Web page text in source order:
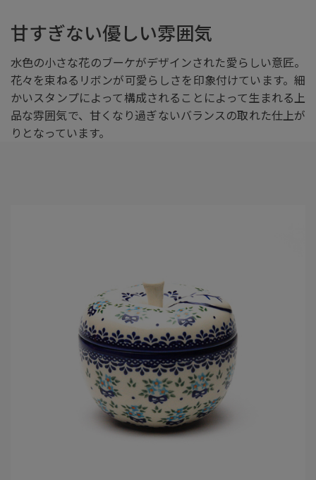
甘すぎない優しい雰囲気
水色の小さな花のブーケがデザインされた愛らしい意匠。
花々を束ねるリボンが可愛らしさを印象付けています。細
かいスタンプによって構成されることによって生まれる上
品な雰囲気で、甘くなり過ぎないバランスの取れた仕上が
りとなっています。